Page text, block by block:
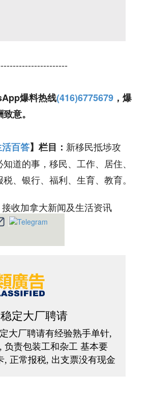
爆料热线(416)6775679 ，爆
意。
百答】栏目： 新移民抵埗攻
道的事，移民、工作、居住、
、银行、福利、生育、教育。
收加拿大新闻及生活资讯